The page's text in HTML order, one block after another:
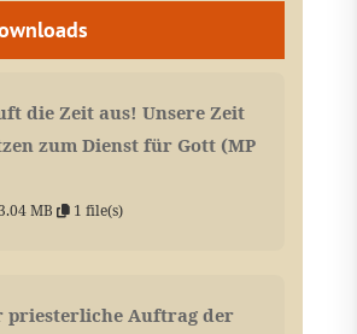
die Zeit aus! Unsere Zeit
zum Dienst für Gott (MP
MB 1 file(s)
priesterliche Auftrag der